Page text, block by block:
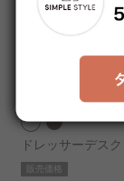
ドレッサーデス
ト ホワイト
販売価格